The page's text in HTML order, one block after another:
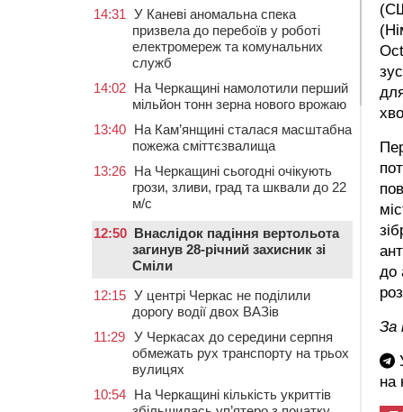
до
За
на
14:31 У Каневі аномальна спека
призвела до перебоїв у роботі
електромереж та комунальних
служб
14:02 На Черкащині намолотили перший
мільйон тонн зерна нового врожаю
13:40 На Кам’янщині сталася масштабна
пожежа сміттєзвалища
13:26 На Черкащині сьогодні очікують
грози, зливи, град та шквали до 22
м/с
12:50 Внаслідок падіння вертольота
загинув 28-річний захисник зі
Сміли
12:15 У центрі Черкас не поділили
дорогу водії двох ВАЗів
11:29 У Черкасах до середини серпня
обмежать рух транспорту на трьох
вулицях
10:54 На Черкащині кількість укриттів